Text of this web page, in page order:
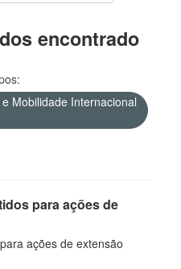
encontrado
Mobilidade Internacional
para ações de
ações de extensão